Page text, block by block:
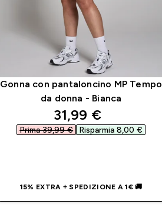
Gonna con pantaloncino MP Tempo
da donna - Bianca
discounted price
31,99 €‎
Prima 39,99 €‎ Risparmia 8,00 €‎
15% EXTRA + SPEDIZIONE A 1€ 🚚